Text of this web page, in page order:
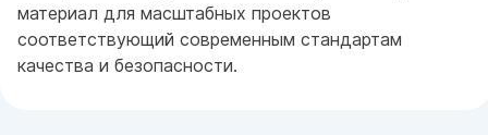
материал для масштабных проектов
соответствующий современным стандартам
качества и безопасности.